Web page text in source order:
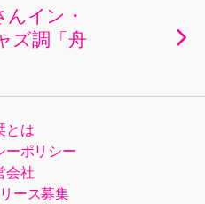
んイン・
ズ調「舟
とは
ーポリシー
会社
ース募集